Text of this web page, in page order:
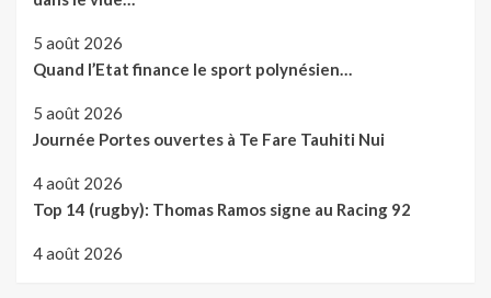
5 août 2026
Quand l’Etat finance le sport polynésien…
5 août 2026
Journée Portes ouvertes à Te Fare Tauhiti Nui
4 août 2026
Top 14 (rugby): Thomas Ramos signe au Racing 92
4 août 2026